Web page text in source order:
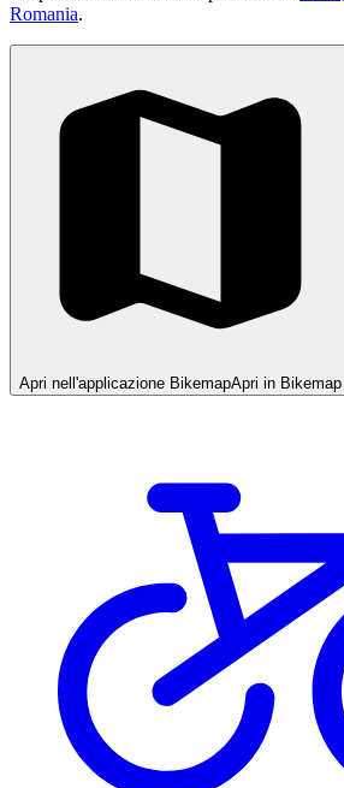
Romania.
Apri nell'applicazione BikemapApri in Bikemap